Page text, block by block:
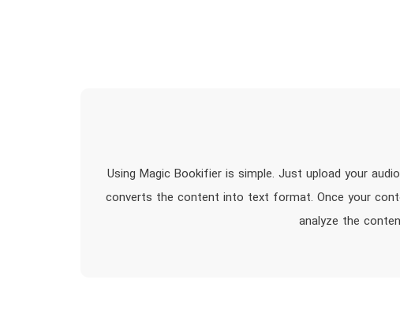
Using Magic Bookifier is simple. Just upload your
converts the content into text format. Once your
analyze the